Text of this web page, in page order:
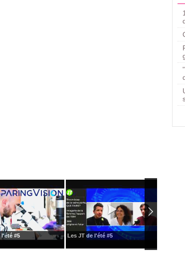
l'été #5 Les JT de l'été #5